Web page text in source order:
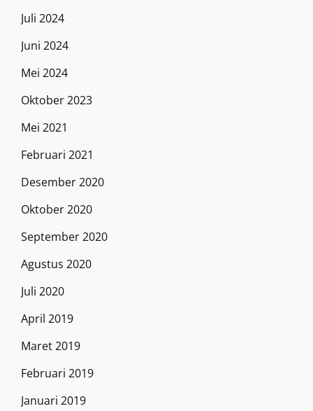
Juli 2024
Juni 2024
Mei 2024
Oktober 2023
Mei 2021
Februari 2021
Desember 2020
Oktober 2020
September 2020
Agustus 2020
Juli 2020
April 2019
Maret 2019
Februari 2019
Januari 2019